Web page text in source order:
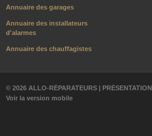
Annuaire des garages
Annuaire des installateurs
d'alarmes
Annuaire des chauffagistes
© 2026 ALLO-RÉPARATEURS | PRÉSENTATION
Voir la version mobile